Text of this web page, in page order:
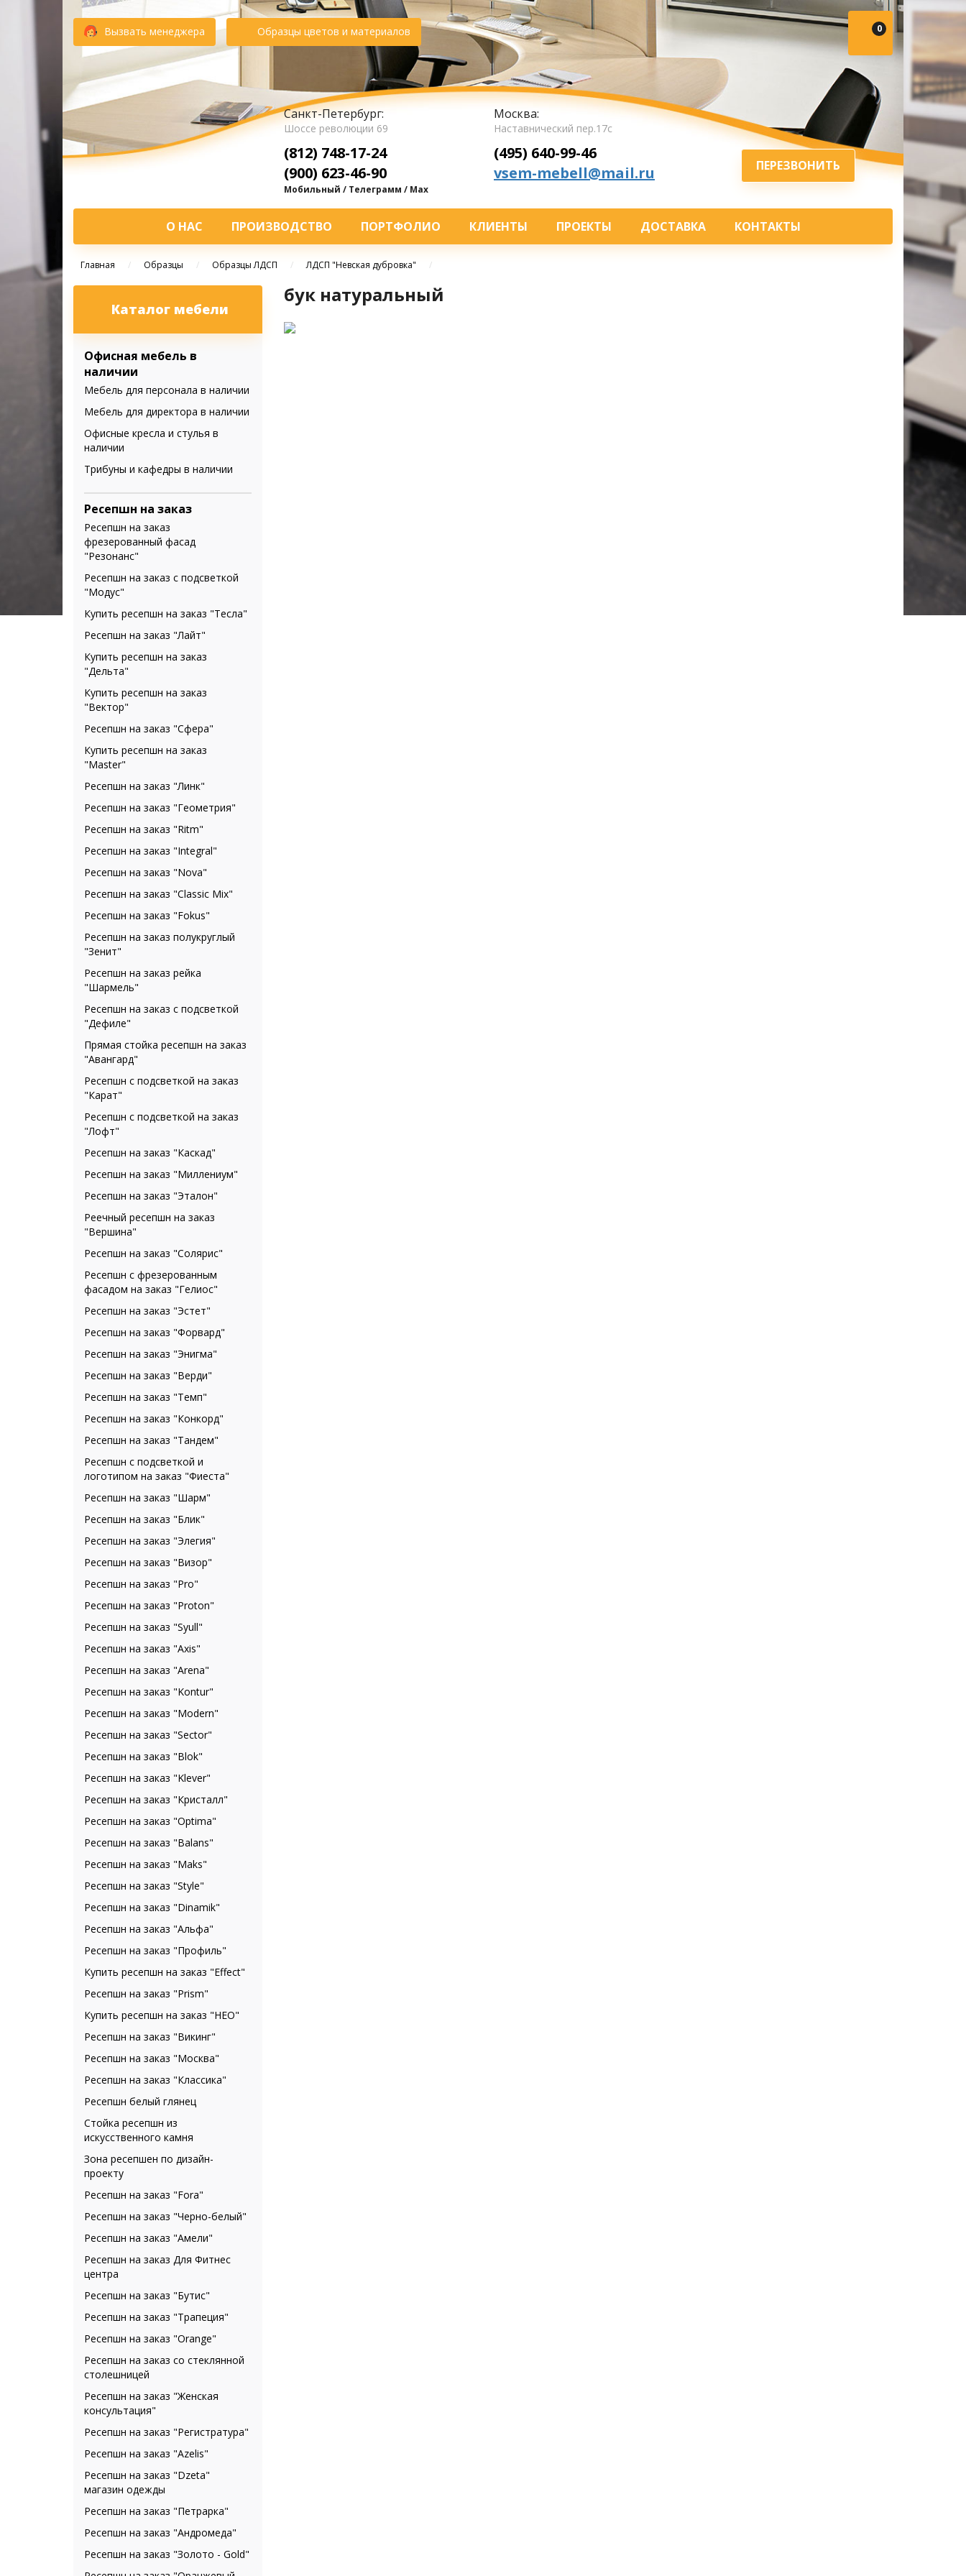
Вызвать менеджера Образцы цветов и материалов 0
Санкт-Петербург:
Шоссе революции 69
(812) 748-17-24
(900) 623-46-90
Мобильный / Телеграмм / Max
Москва:
Наставнический пер.17с
(495) 640-99-46
vsem-mebell@mail.ru
ПЕРЕЗВОНИТЬ
О НАС ПРОИЗВОДСТВО ПОРТФОЛИО КЛИЕНТЫ ПРОЕКТЫ ДОСТАВКА КОНТАКТЫ
Главная / Образцы / Образцы ЛДСП / ЛДСП "Невская дубровка" /
Каталог мебели
Офисная мебель в
наличии
Мебель для персонала в наличии
Мебель для директора в наличии
Офисные кресла и стулья в
наличии
Трибуны и кафедры в наличии
Ресепшн на заказ
Ресепшн на заказ
фрезерованный фасад
"Резонанс"
Ресепшн на заказ с подсветкой
"Модус"
Купить ресепшн на заказ "Тесла"
Ресепшн на заказ "Лайт"
Купить ресепшн на заказ
"Дельта"
Купить ресепшн на заказ
"Вектор"
Ресепшн на заказ "Сфера"
Купить ресепшн на заказ
"Master"
Ресепшн на заказ "Линк"
Ресепшн на заказ "Геометрия"
Ресепшн на заказ "Ritm"
Ресепшн на заказ "Integral"
Ресепшн на заказ "Nova"
Ресепшн на заказ "Classic Mix"
Ресепшн на заказ "Fokus"
Ресепшн на заказ полукруглый
"Зенит"
Ресепшн на заказ рейка
"Шармель"
Ресепшн на заказ с подсветкой
"Дефиле"
Прямая стойка ресепшн на заказ
"Авангард"
Ресепшн с подсветкой на заказ
"Карат"
Ресепшн с подсветкой на заказ
"Лофт"
Ресепшн на заказ "Каскад"
Ресепшн на заказ "Миллениум"
Ресепшн на заказ "Эталон"
Реечный ресепшн на заказ
"Вершина"
Ресепшн на заказ "Солярис"
Ресепшн с фрезерованным
фасадом на заказ "Гелиос"
Ресепшн на заказ "Эстет"
Ресепшн на заказ "Форвард"
Ресепшн на заказ "Энигма"
Ресепшн на заказ "Верди"
Ресепшн на заказ "Темп"
Ресепшн на заказ "Конкорд"
Ресепшн на заказ "Тандем"
Ресепшн с подсветкой и
логотипом на заказ "Фиеста"
Ресепшн на заказ "Шарм"
Ресепшн на заказ "Блик"
Ресепшн на заказ "Элегия"
Ресепшн на заказ "Визор"
Ресепшн на заказ "Pro"
Ресепшн на заказ "Proton"
Ресепшн на заказ "Syull"
Ресепшн на заказ "Axis"
Ресепшн на заказ "Arena"
Ресепшн на заказ "Kontur"
Ресепшн на заказ "Modern"
Ресепшн на заказ "Sector"
Ресепшн на заказ "Blok"
Ресепшн на заказ "Klever"
Ресепшн на заказ "Кристалл"
Ресепшн на заказ "Optima"
Ресепшн на заказ "Balans"
Ресепшн на заказ "Maks"
Ресепшн на заказ "Style"
Ресепшн на заказ "Dinamik"
Ресепшн на заказ "Альфа"
Ресепшн на заказ "Профиль"
Купить ресепшн на заказ "Effect"
Ресепшн на заказ "Prism"
Купить ресепшн на заказ "НЕО"
Ресепшн на заказ "Викинг"
Ресепшн на заказ "Москва"
Ресепшн на заказ "Классика"
Ресепшн белый глянец
Стойка ресепшн из
искусственного камня
Зона ресепшен по дизайн-
проекту
Ресепшн на заказ "Fora"
Ресепшн на заказ "Черно-белый"
Ресепшн на заказ "Амели"
Ресепшн на заказ Для Фитнес
центра
Ресепшн на заказ "Бутис"
Ресепшн на заказ "Трапеция"
Ресепшн на заказ "Orange"
Ресепшн на заказ со стеклянной
столешницей
Ресепшн на заказ "Женская
консультация"
Ресепшн на заказ "Регистратура"
Ресепшн на заказ "Azelis"
Ресепшн на заказ "Dzeta"
магазин одежды
Ресепшн на заказ "Петрарка"
Ресепшн на заказ "Андромеда"
Ресепшн на заказ "Золото - Gold"
бук натуральный